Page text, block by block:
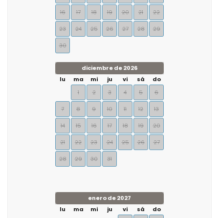
16 17 18 19 20 21 22
23 24 25 26 27 28 29
30
diciembre de 2026
lu
ma mi ju vi sá
do
1
2 3 4 5 6
7 8 9 10 11 12 13
14 15 16 17 18 19 20
21 22 23 24 25 26 27
28 29 30 31
enero de 2027
lu
ma mi ju vi sá
do